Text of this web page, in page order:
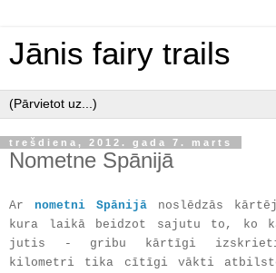
Jānis fairy trails
trešdiena, 2012. gada 7. marts
Nometne Spānijā
Ar nometni Spānijā noslēdzās
kura laikā beidzot sajutu to, ko
jutis - gribu kārtīgi
kilometri tika cītīgi vākti